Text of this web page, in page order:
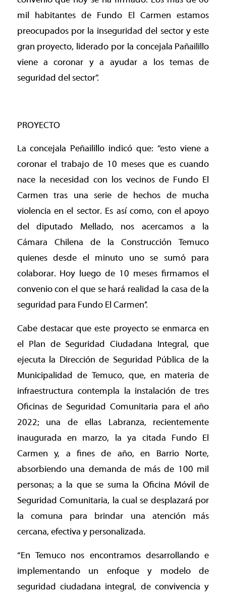
mil habitantes de Fundo El Carmen estamos
preocupados por la inseguridad del sector y este
gran proyecto, liderado por la concejala Pañailillo
viene a coronar y a ayudar a los temas de
seguridad del sector”.
PROYECTO
La concejala Peñailillo indicó que: “esto viene a
coronar el trabajo de 10 meses que es cuando
nace la necesidad con los vecinos de Fundo El
Carmen tras una serie de hechos de mucha
violencia en el sector. Es así como, con el apoyo
del diputado Mellado, nos acercamos a la
Cámara Chilena de la Construcción Temuco
quienes desde el minuto uno se sumó para
colaborar. Hoy luego de 10 meses firmamos el
convenio con el que se hará realidad la casa de la
seguridad para Fundo El Carmen’’.
Cabe destacar que este proyecto se enmarca en
el Plan de Seguridad Ciudadana Integral, que
ejecuta la Dirección de Seguridad Pública de la
Municipalidad de Temuco, que, en materia de
infraestructura contempla la instalación de tres
Oficinas de Seguridad Comunitaria para el año
2022; una de ellas Labranza, recientemente
inaugurada en marzo, la ya citada Fundo El
Carmen y, a fines de año, en Barrio Norte,
absorbiendo una demanda de más de 100 mil
personas; a la que se suma la Oficina Móvil de
Seguridad Comunitaria, la cual se desplazará por
la comuna para brindar una atención más
cercana, efectiva y personalizada.
“En Temuco nos encontramos desarrollando e
implementando un enfoque y modelo de
seguridad ciudadana integral, de convivencia y